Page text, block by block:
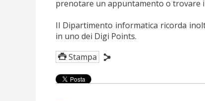
prenotare un appuntamento o trovare
Il Dipartimento informatica ricorda
in uno dei Digi Points.
Stampa